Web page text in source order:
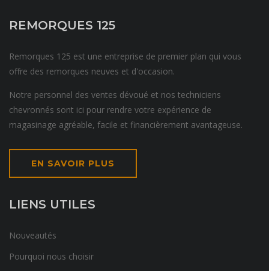
REMORQUES 125
Remorques 125 est une entreprise de premier plan qui vous
offre des remorques neuves et d'occasion.
Notre personnel des ventes dévoué et nos techniciens
chevronnés sont ici pour rendre votre expérience de
magasinage agréable, facile et financièrement avantageuse.
EN SAVOIR PLUS
LIENS UTILES
Nouveautés
Pourquoi nous choisir